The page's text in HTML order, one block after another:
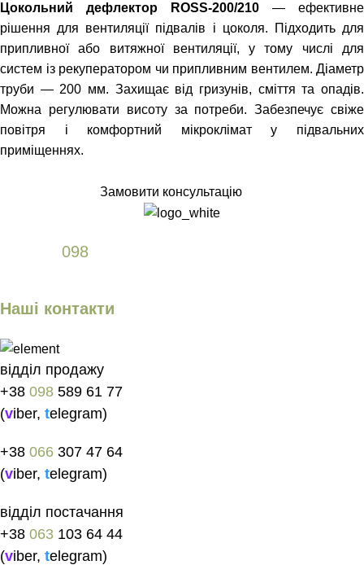
Цокольний дефлектор ROSS-200/210 — ефективне
рішення для вентиляції підвалів і цоколя. Підходить для
припливної або витяжної вентиляції, у тому числі для
систем із рекуператором чи припливним вентилем. Діаметр
труби — 200 мм. Захищає від гризунів, сміття та опадів.
Можна регулювати висоту за потреби. Забезпечує свіже
повітря і комфортний мікроклімат у підвальних
приміщеннях.
Замовити консультацію
098589 61 77
Наші контакти
відділ продажу
+38 098 589 61 77
(viber, telegram)
+38 066 307 47 64
(viber, telegram)
відділ постачання
+38 063 103 64 44
(viber, telegram)